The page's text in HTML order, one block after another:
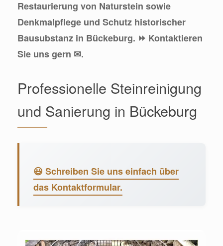
Restaurierung von Naturstein sowie
Denkmalpflege und Schutz historischer
Bausubstanz in Bückeburg. ⏩ Kontaktieren
Sie uns gern ✉.
Professionelle Steinreinigung
und Sanierung in Bückeburg
😃 Schreiben Sie uns einfach über
das Kontaktformular.